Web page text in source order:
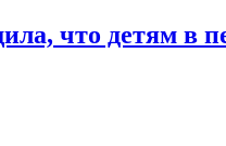
что детям в